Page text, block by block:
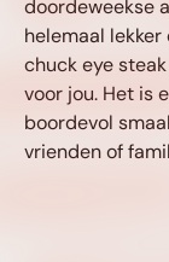
doordeweekse
helemaal
chuck eye
voor jou. Het is
boordevol
vrienden of